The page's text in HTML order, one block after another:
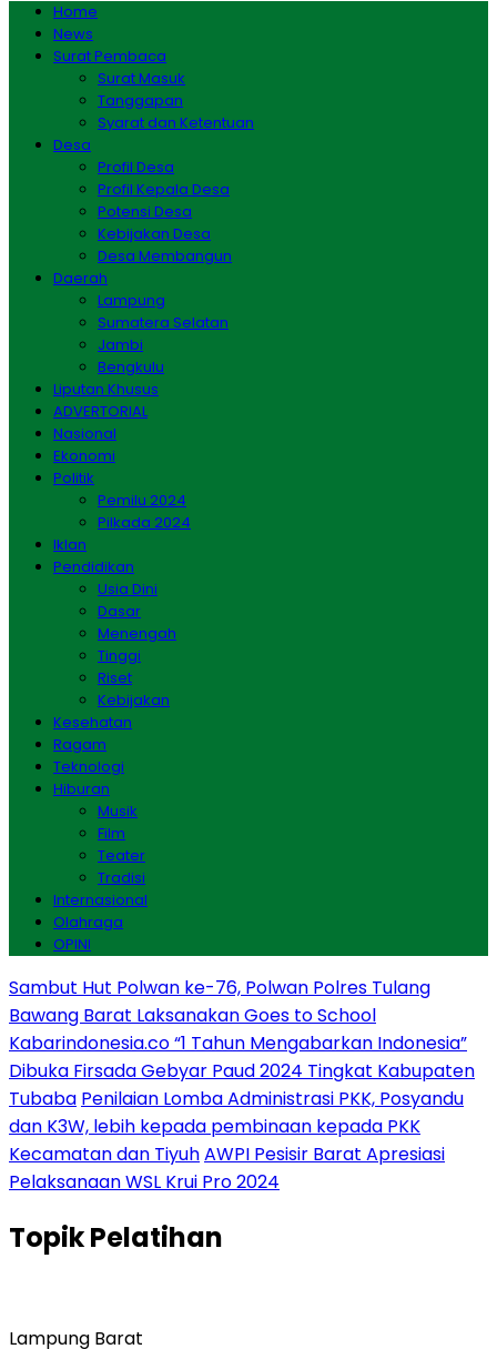
Home
News
Surat Pembaca
Surat Masuk
Tanggapan
Syarat dan Ketentuan
Desa
Profil Desa
Profil Kepala Desa
Potensi Desa
Kebijakan Desa
Desa Membangun
Daerah
Lampung
Sumatera Selatan
Jambi
Bengkulu
Liputan Khusus
ADVERTORIAL
Nasional
Ekonomi
Politik
Pemilu 2024
Pilkada 2024
Iklan
Pendidikan
Usia Dini
Dasar
Menengah
Tinggi
Riset
Kebijakan
Kesehatan
Ragam
Teknologi
Hiburan
Musik
Film
Teater
Tradisi
Internasional
Olahraga
OPINI
Sambut Hut Polwan ke-76, Polwan Polres Tulang
Bawang Barat Laksanakan Goes to School
Kabarindonesia.co “1 Tahun Mengabarkan Indonesia”
Dibuka Firsada Gebyar Paud 2024 Tingkat Kabupaten
Tubaba Penilaian Lomba Administrasi PKK, Posyandu
dan K3W, lebih kepada pembinaan kepada PKK
Kecamatan dan TiyuhAWPI Pesisir Barat Apresiasi
Pelaksanaan WSL Krui Pro 2024
TopikPelatihan
Lampung Barat